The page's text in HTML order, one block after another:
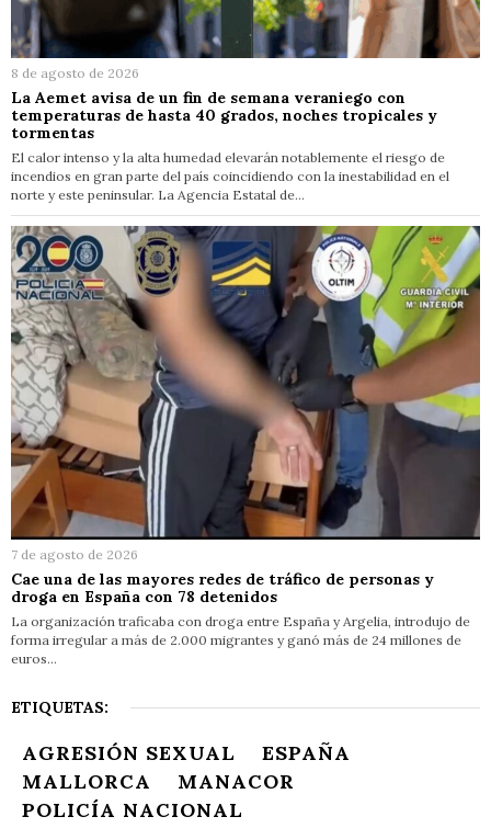
8 de agosto de 2026
La Aemet avisa de un fin de semana veraniego con
temperaturas de hasta 40 grados, noches tropicales y
tormentas
El calor intenso y la alta humedad elevarán notablemente el riesgo de
incendios en gran parte del país coincidiendo con la inestabilidad en el
norte y este peninsular. La Agencia Estatal de…
7 de agosto de 2026
Cae una de las mayores redes de tráfico de personas y
droga en España con 78 detenidos
La organización traficaba con droga entre España y Argelia, introdujo de
forma irregular a más de 2.000 migrantes y ganó más de 24 millones de
euros…
ETIQUETAS:
AGRESIÓN SEXUAL
ESPAÑA
MALLORCA
MANACOR
POLICÍA NACIONAL